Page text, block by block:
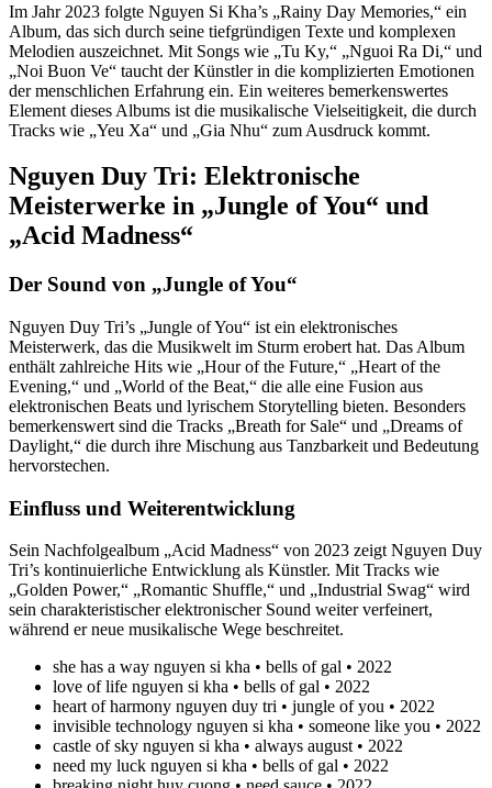
Im Jahr 2023 folgte Nguyen Si Kha’s „Rainy Day Memories,“ ein
Album, das sich durch seine tiefgründigen Texte und komplexen
Melodien auszeichnet. Mit Songs wie „Tu Ky,“ „Nguoi Ra Di,“ und
„Noi Buon Ve“ taucht der Künstler in die komplizierten Emotionen
der menschlichen Erfahrung ein. Ein weiteres bemerkenswertes
Element dieses Albums ist die musikalische Vielseitigkeit, die durch
Tracks wie „Yeu Xa“ und „Gia Nhu“ zum Ausdruck kommt.
Nguyen Duy Tri: Elektronische
Meisterwerke in „Jungle of You“ und
„Acid Madness“
Der Sound von „Jungle of You“
Nguyen Duy Tri’s „Jungle of You“ ist ein elektronisches
Meisterwerk, das die Musikwelt im Sturm erobert hat. Das Album
enthält zahlreiche Hits wie „Hour of the Future,“ „Heart of the
Evening,“ und „World of the Beat,“ die alle eine Fusion aus
elektronischen Beats und lyrischem Storytelling bieten. Besonders
bemerkenswert sind die Tracks „Breath for Sale“ und „Dreams of
Daylight,“ die durch ihre Mischung aus Tanzbarkeit und Bedeutung
hervorstechen.
Einfluss und Weiterentwicklung
Sein Nachfolgealbum „Acid Madness“ von 2023 zeigt Nguyen Duy
Tri’s kontinuierliche Entwicklung als Künstler. Mit Tracks wie
„Golden Power,“ „Romantic Shuffle,“ und „Industrial Swag“ wird
sein charakteristischer elektronischer Sound weiter verfeinert,
während er neue musikalische Wege beschreitet.
she has a way nguyen si kha • bells of gal • 2022
love of life nguyen si kha • bells of gal • 2022
heart of harmony nguyen duy tri • jungle of you • 2022
invisible technology nguyen si kha • someone like you • 2022
castle of sky nguyen si kha • always august • 2022
need my luck nguyen si kha • bells of gal • 2022